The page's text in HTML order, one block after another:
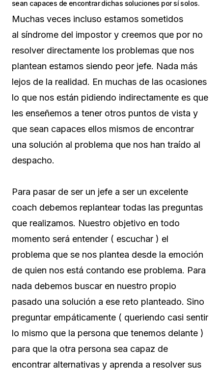
sean capaces de encontrar dichas soluciones por sí solos.
Muchas veces incluso estamos sometidos
al síndrome del impostor y creemos que por no
resolver directamente los problemas que nos
plantean estamos siendo peor jefe. Nada más
lejos de la realidad. En muchas de las ocasiones
lo que nos están pidiendo indirectamente es que
les enseñemos a tener otros puntos de vista y
que sean capaces ellos mismos de encontrar
una solución al problema que nos han traído al
despacho.
Para pasar de ser un jefe a ser un excelente
coach debemos replantear todas las preguntas
que realizamos. Nuestro objetivo en todo
momento será entender ( escuchar ) el
problema que se nos plantea desde la emoción
de quien nos está contando ese problema. Para
nada debemos buscar en nuestro propio
pasado una solución a ese reto planteado. Sino
preguntar empáticamente ( queriendo casi sentir
lo mismo que la persona que tenemos delante )
para que la otra persona sea capaz de
encontrar alternativas y aprenda a resolver sus